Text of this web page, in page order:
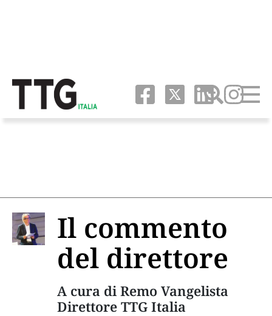
Il commento
del direttore
A cura di Remo Vangelista
Direttore TTG Italia